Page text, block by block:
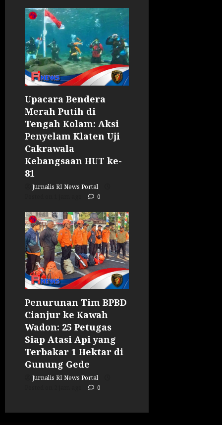
Upacara Bendera
Merah Putih di
Tengah Kolam: Aksi
Penyelam Klaten Uji
Cakrawala
Kebangsaan HUT ke-
81
Jurnalis RI News Portal
0
Penurunan Tim BPBD
Cianjur ke Kawah
Wadon: 25 Petugas
Siap Atasi Api yang
Terbakar 1 Hektar di
Gunung Gede
Jurnalis RI News Portal
0